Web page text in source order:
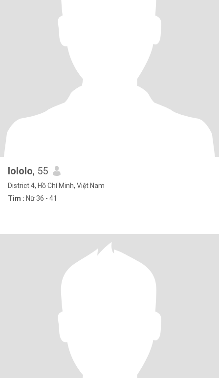
lololo, 55
District 4, Hồ Chí Minh, Việt Nam
Tìm : Nữ 36 - 41